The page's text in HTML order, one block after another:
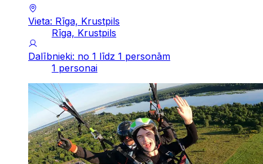
Vieta: Rīga, Krustpils
Rīga, Krustpils
Dalībnieki: no 1 līdz 1 personām
1 personai